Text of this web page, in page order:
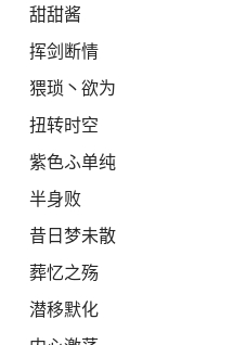
甜甜酱
挥剑断情
猥琐丶欲为
扭转时空
紫色ふ单纯
半身败
昔日梦未散
葬忆之殇
潜移默化